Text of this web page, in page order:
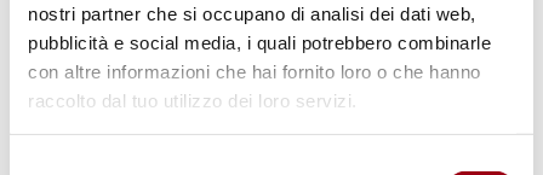
nostri partner che si occupano di analisi dei dati web,
pubblicità e social media, i quali potrebbero combinarle
con altre informazioni che hai fornito loro o che hanno
raccolto dal tuo utilizzo dei loro servizi.
Modulo 5 – Elementi di